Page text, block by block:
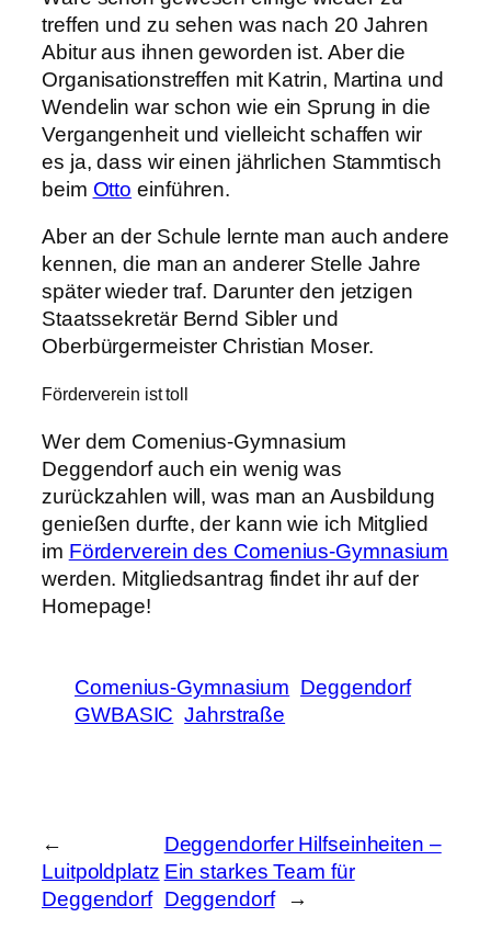
treffen und zu sehen was nach 20 Jahren
Abitur aus ihnen geworden ist. Aber die
Organisationstreffen mit Katrin, Martina und
Wendelin war schon wie ein Sprung in die
Vergangenheit und vielleicht schaffen wir
es ja, dass wir einen jährlichen Stammtisch
beim Otto einführen.
Aber an der Schule lernte man auch andere
kennen, die man an anderer Stelle Jahre
später wieder traf. Darunter den jetzigen
Staatssekretär Bernd Sibler und
Oberbürgermeister Christian Moser.
Förderverein ist toll
Wer dem Comenius-Gymnasium
Deggendorf auch ein wenig was
zurückzahlen will, was man an Ausbildung
genießen durfte, der kann wie ich Mitglied
im Förderverein des Comenius-Gymnasium
werden. Mitgliedsantrag findet ihr auf der
Homepage!
Comenius-Gymnasium Deggendorf
GWBASIC Jahrstraße
←
Luitpoldplatz
Deggendorf
Deggendorfer Hilfseinheiten –
Ein starkes Team für
Deggendorf
→